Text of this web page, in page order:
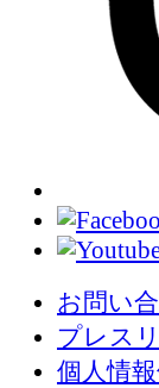
お問い
プレス
個人情